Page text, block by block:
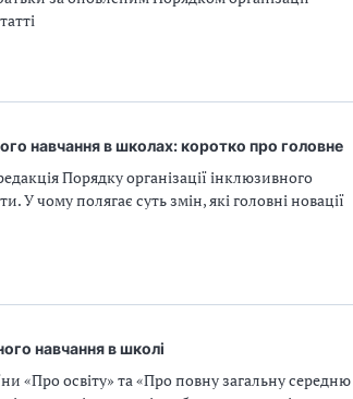
навчання в школах: коротко про головне
Порядку організації інклюзивного
У чому полягає суть змін, які головні новації
навчання в школі
«Про освіту» та «Про повну загальну середню